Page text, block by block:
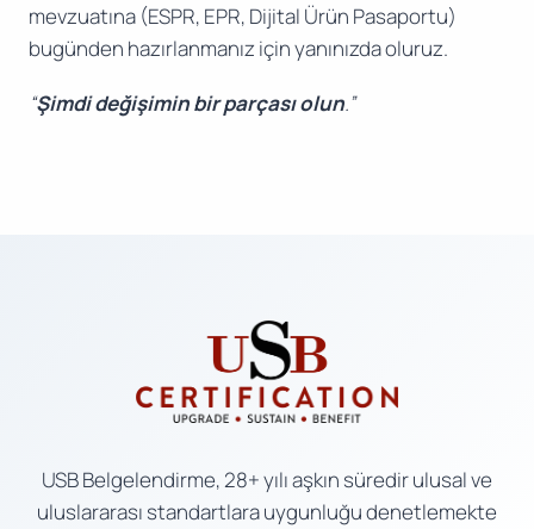
mevzuatına (ESPR, EPR, Dijital Ürün Pasaportu)
bugünden hazırlanmanız için yanınızda oluruz.
“Şimdi değişimin bir parçası olun.”
USB Belgelendirme, 28+ yılı aşkın süredir ulusal ve
uluslararası standartlara uygunluğu denetlemekte